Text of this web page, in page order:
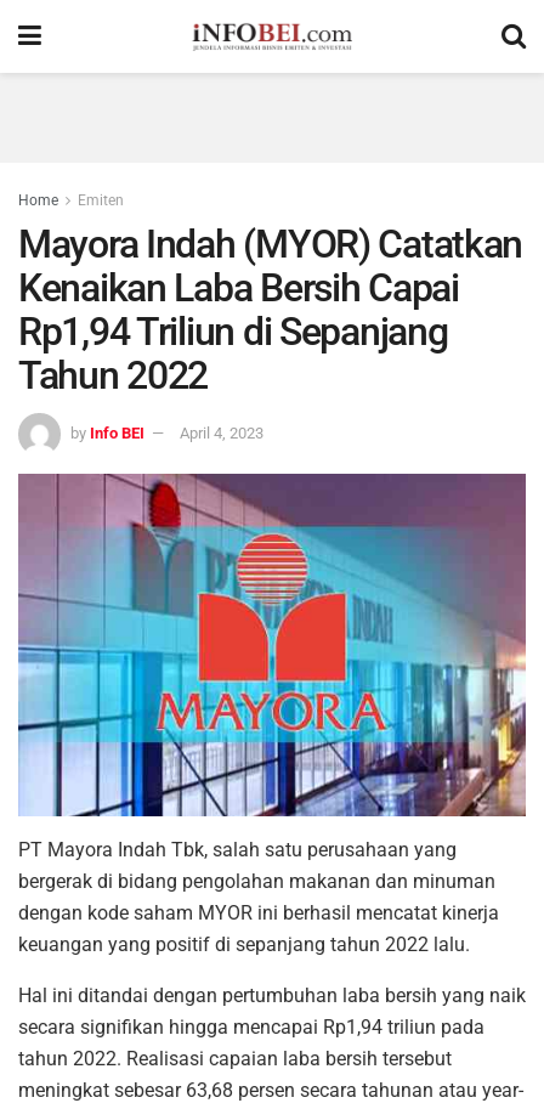
Home Emiten
Mayora Indah (MYOR) Catatkan
Kenaikan Laba Bersih Capai
Rp1,94 Triliun di Sepanjang
Tahun 2022
by Info BEI April 4, 2023
PT Mayora Indah Tbk, salah satu perusahaan yang
bergerak di bidang pengolahan makanan dan minuman
dengan kode saham MYOR ini berhasil mencatat kinerja
keuangan yang positif di sepanjang tahun 2022 lalu.
Hal ini ditandai dengan pertumbuhan laba bersih yang naik
secara signifikan hingga mencapai Rp1,94 triliun pada
tahun 2022. Realisasi capaian laba bersih tersebut
meningkat sebesar 63,68 persen secara tahunan atau year-